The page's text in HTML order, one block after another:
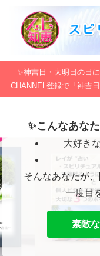
✨神吉日・大明日の日
CHANNEL登録で「神吉
✨こんなあな
大好き
そんなあなたが
一度目
素敵